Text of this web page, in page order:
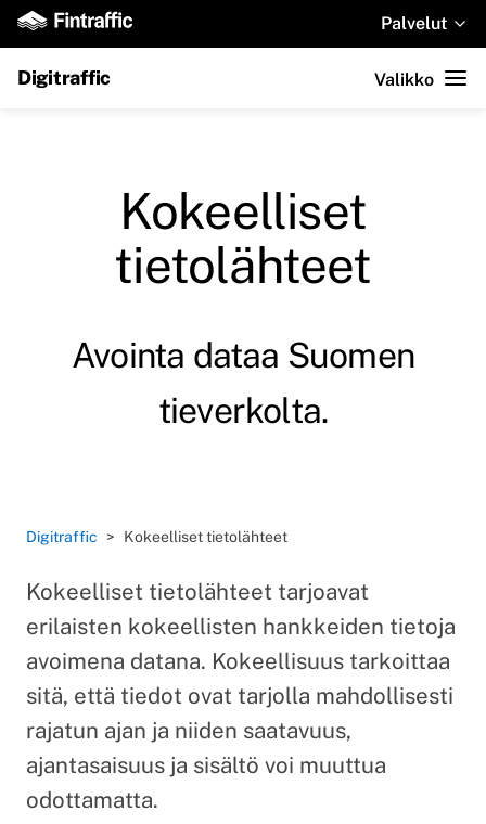
Palvelut
Digitraffic Valikko
Kokeelliset
tietolähteet
Avointa dataa Suomen
tieverkolta.
Digitraffic Kokeelliset tietolähteet
Kokeelliset tietolähteet tarjoavat
erilaisten kokeellisten hankkeiden tietoja
avoimena datana. Kokeellisuus tarkoittaa
sitä, että tiedot ovat tarjolla mahdollisesti
rajatun ajan ja niiden saatavuus,
ajantasaisuus ja sisältö voi muuttua
odottamatta.